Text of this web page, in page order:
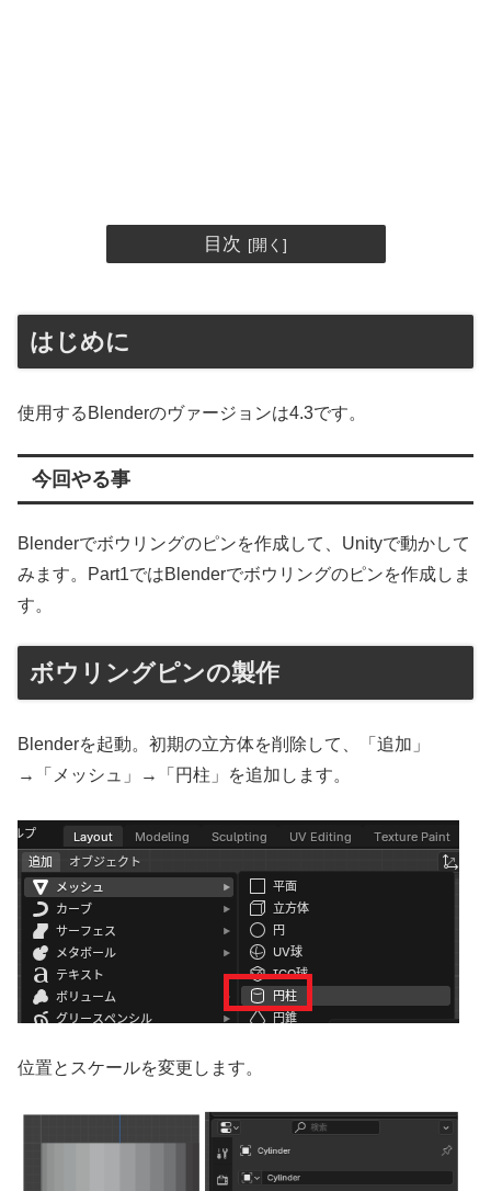
目次
はじめに
使用するBlenderのヴァージョンは4.3です。
今回やる事
Blenderでボウリングのピンを作成して、Unityで動かして
みます。Part1ではBlenderでボウリングのピンを作成しま
す。
ボウリングピンの製作
Blenderを起動。初期の立方体を削除して、「追加」
→「メッシュ」→「円柱」を追加します。
位置とスケールを変更します。